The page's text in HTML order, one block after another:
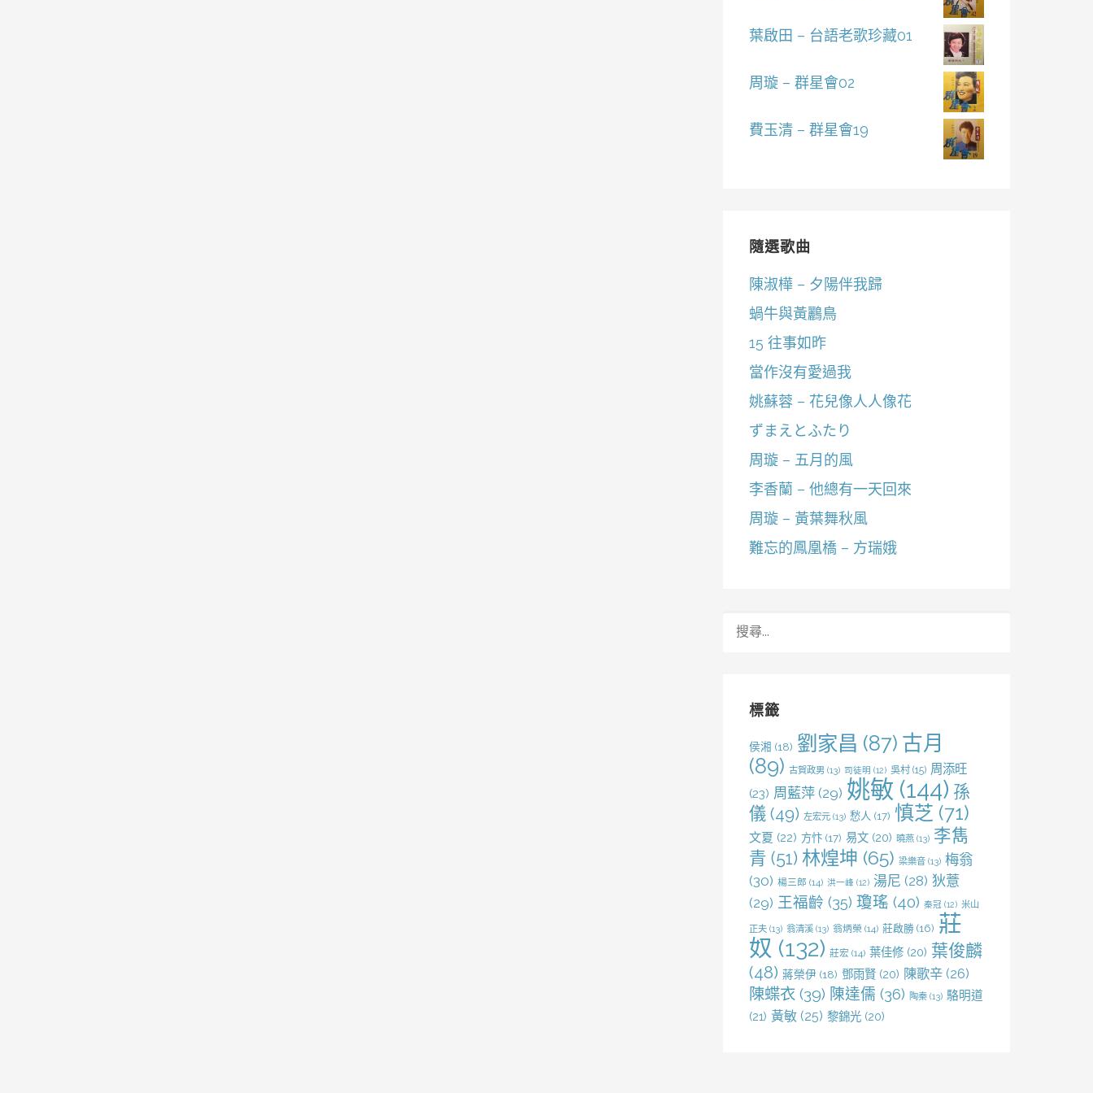
葉啟田 – 台語老歌珍藏01
周璇 – 群星會02
費玉清 – 群星會19
隨選歌曲
陳淑樺 – 夕陽伴我歸
蝸牛與黃鸝鳥
15 往事如昨
當作沒有愛過我
姚蘇蓉 – 花兒像人人像花
ずまえとふたり
周璇 – 五月的風
李香蘭 – 他總有一天回來
周璇 – 黃葉舞秋風
難忘的鳳凰橋 – 方瑞娥
標籤
侯湘 (18) 劉家昌 (87) 古月
(89) 古賀政男 (13) 司徒明 (12) 吳村(15) 周添旺
(23) 周藍萍(29) 姚敏 (144) 孫
儀(49) 左宏元(13) 愁人 (17) 慎芝 (71)
文夏 (22) 方忭(17) 易文(20) 曉燕(13) 李雋
青 (51) 林煌坤 (65) 梁樂音(13) 梅翁
(30) 楊三郎 (14) 洪一峰 (12) 湯尼 (28) 狄薏
(29) 王福齡 (35) 瓊瑤 (40) 秦冠 (12) 米山
正夫(13) 翁清溪(13) 翁炳榮 (14) 莊啟勝(16) 莊
奴 (132) 莊宏(14) 葉佳修(20) 葉俊麟
(48) 蔣榮伊 (18) 鄧雨賢(20) 陳歌辛(26)
陳蝶衣(39) 陳達儒 (36) 陶秦(13) 駱明道
(21) 黃敏(25) 黎錦光(20)